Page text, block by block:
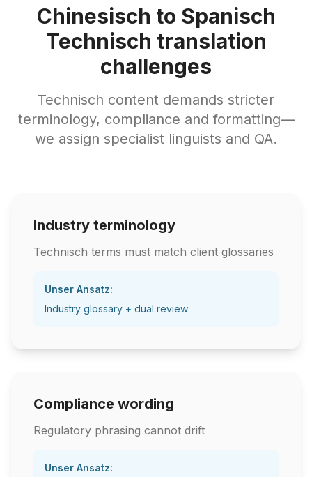
Chinesisch to Spanisch
Technisch translation
challenges
Technisch content demands stricter
terminology, compliance and formatting—
we assign specialist linguists and QA.
Industry terminology
Technisch terms must match client glossaries
Unser Ansatz:
Industry glossary + dual review
Compliance wording
Regulatory phrasing cannot drift
Unser Ansatz: